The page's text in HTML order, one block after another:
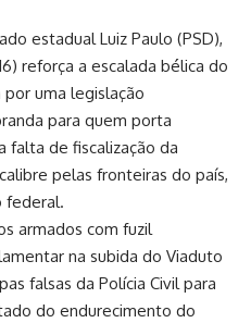
estadual Luiz Paulo (PSD),
reforça a escalada bélica do
uma legislação
para quem porta
falta de fiscalização da
pelas fronteiras do país,
federal.
armados com fuzil
na subida do Viaduto
falsas da Polícia Civil para
do endurecimento do